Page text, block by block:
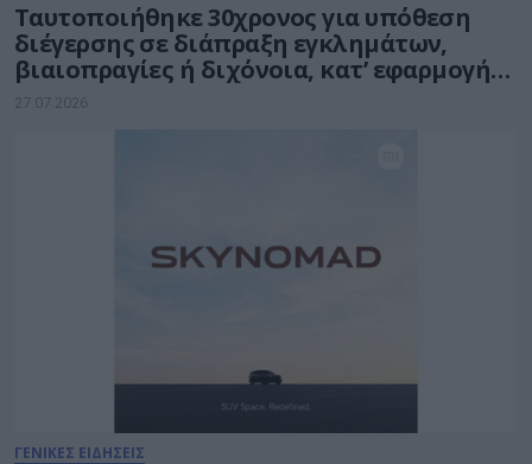
Ταυτοποιήθηκε 30χρονος για υπόθεση
διέγερσης σε διάπραξη εγκλημάτων,
βιαιοπραγίες ή διχόνοια, κατ’ εφαρμογή
της Ευρωπαϊκής Πράξης για τις Ψηφιακές
27.07.2026
ΓΕΝΙΚΕΣ ΕΙΔΗΣΕΙΣ